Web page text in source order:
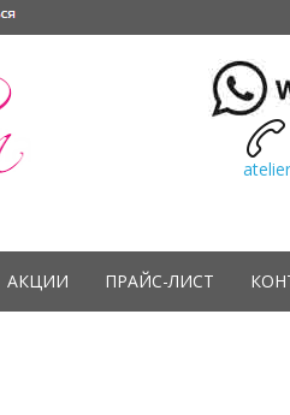
АКЦИИ ПРАЙС-ЛИСТ